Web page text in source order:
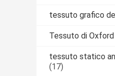
tessuto grafico
Tessuto di
tessuto statico
(17)